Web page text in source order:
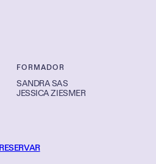
FORMADOR
SANDRA SAS
JESSICA ZIESMER
RESERVAR